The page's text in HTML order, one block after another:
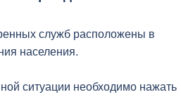
служб расположены в
населения.
ситуации необходимо нажать